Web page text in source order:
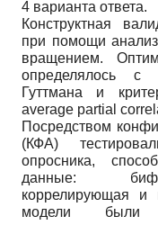
4 варианта ответа.
Конструктная
при помощи
вращением.
определялось с
Гуттмана и
average partial
Посредством
(КФА)
опросника,
данные:
коррелирующая и
модели были